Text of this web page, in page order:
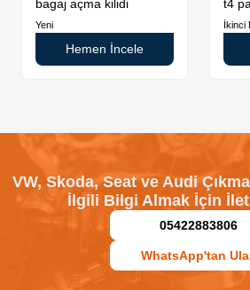
bagaj açma kilidi
Yeni
Hemen İncele
t4
İkinci
VW, Skoda, Seat ve Audi
İlgili Bilgi Almak İçin
05422883806
WhatsApp'tan